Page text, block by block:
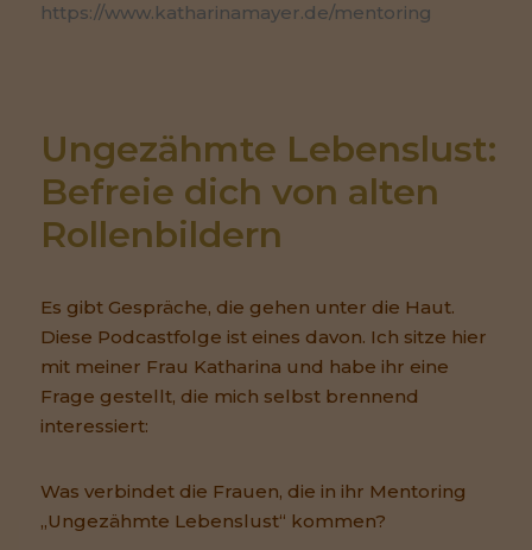
https://www.katharinamayer.de/mentoring
Ungezähmte Lebenslust:
Befreie dich von alten
Rollenbildern
Es gibt Gespräche, die gehen unter die Haut.
Diese Podcastfolge ist eines davon. Ich sitze hier
mit meiner Frau Katharina und habe ihr eine
Frage gestellt, die mich selbst brennend
interessiert:
Was verbindet die Frauen, die in ihr Mentoring
„Ungezähmte Lebenslust“ kommen?